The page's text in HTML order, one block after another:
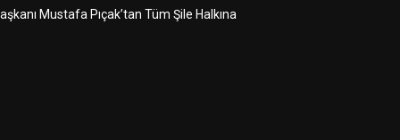
Mustafa Pıçak’tan Tüm Şile Halkına